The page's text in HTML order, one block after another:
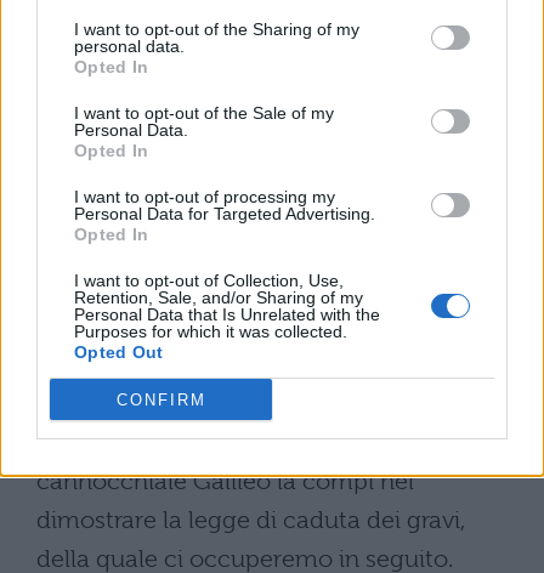
I want to opt-out of the Sharing of my
personal data.
Opted In
I want to opt-out of the Sale of my
Personal Data.
Opted In
I want to opt-out of processing my
Personal Data for Targeted Advertising.
Opted In
I want to opt-out of Collection, Use,
Retention, Sale, and/or Sharing of my
Personal Data that Is Unrelated with the
Purposes for which it was collected.
Opted Out
CONFIRM
” pezzi ” ( dopo aver convocato alcuni
un rapporto ( biunivoco ) tra scienza e
rivoluzione scientifica: è un rapporto
biunivoco nel senso che un maggiore
sviluppo tecnologico permette alla scienza
di conseguire risultati più apprezzabili, ma
un maggiore sviluppo scientifico consente
la creazione di strumenti sempre più
precisi. Operazione simile a quella del
cannocchiale Galileo la compì nel
dimostrare la legge di caduta dei gravi,
della quale ci occuperemo in seguito.